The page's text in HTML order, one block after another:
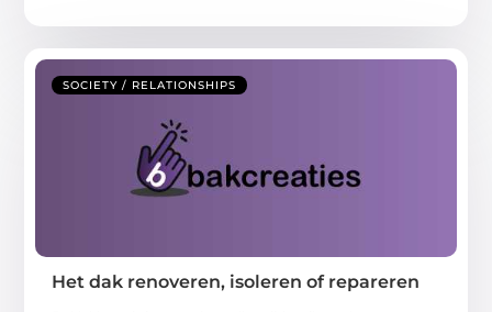
SOCIETY / RELATIONSHIPS
Het dak renoveren, isoleren of repareren